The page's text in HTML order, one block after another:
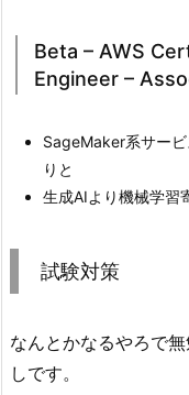
Beta – AWS
Engineer –
SageMaker系サー
りと
生成AIより機械学習
試験対策
なんとかなるやろで
しです。